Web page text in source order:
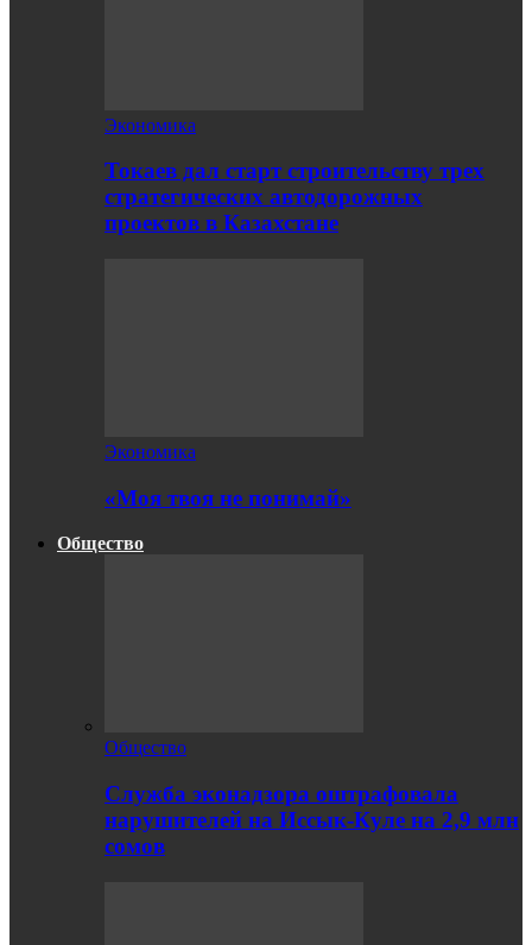
Экономика
Токаев дал старт строительству трех
стратегических автодорожных
проектов в Казахстане
Экономика
«Моя твоя не понимай»
Общество
Общество
Служба эконадзора оштрафовала
нарушителей на Иссык-Куле на 2,9 млн
сомов